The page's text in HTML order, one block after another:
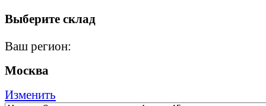
Выберите склад
Ваш регион:
Москва
Изменить